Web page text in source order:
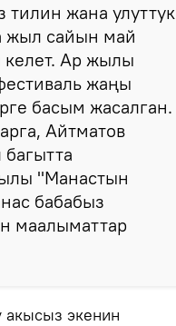
жана улуттук
жыл сайын май
келет. Ар жылы
жаңы
басым жасалган.
Айтматов
"Манастын
бабабыз
маалыматтар
экенин